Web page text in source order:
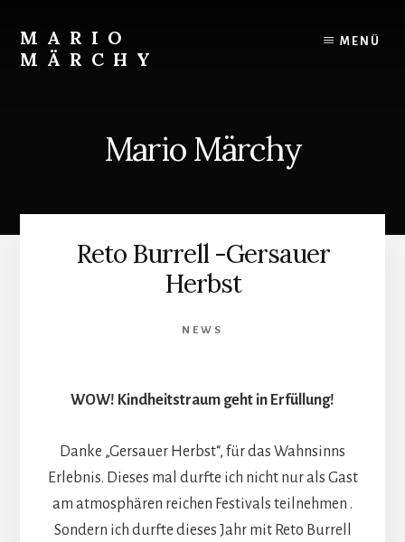
content
MARIO
MÄRCHY
MENÜ
Mario Märchy
Reto Burrell -Gersauer
Herbst
NEWS
WOW! Kindheitstraum geht in Erfüllung!
Danke „Gersauer Herbst“, für das Wahnsinns
Erlebnis. Dieses mal durfte ich nicht nur als Gast
am atmosphären reichen Festivals teilnehmen .
Sondern ich durfte dieses Jahr mit Reto Burrell